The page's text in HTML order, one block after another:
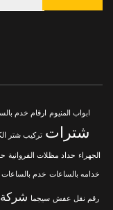
ابواب المنيوم ارقام خدم
شترات تركيب شتر
الجهراء حداد مظلات الفروانية
خدامه بالساعات خدم بالساعات
رقم نقل عفش سيجما شركة